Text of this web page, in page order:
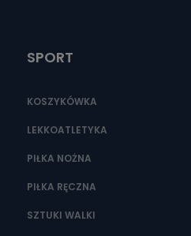
SPORT
KOSZYKÓWKA
LEKKOATLETYKA
PIŁKA NOŻNA
PIŁKA RĘCZNA
SZTUKI WALKI